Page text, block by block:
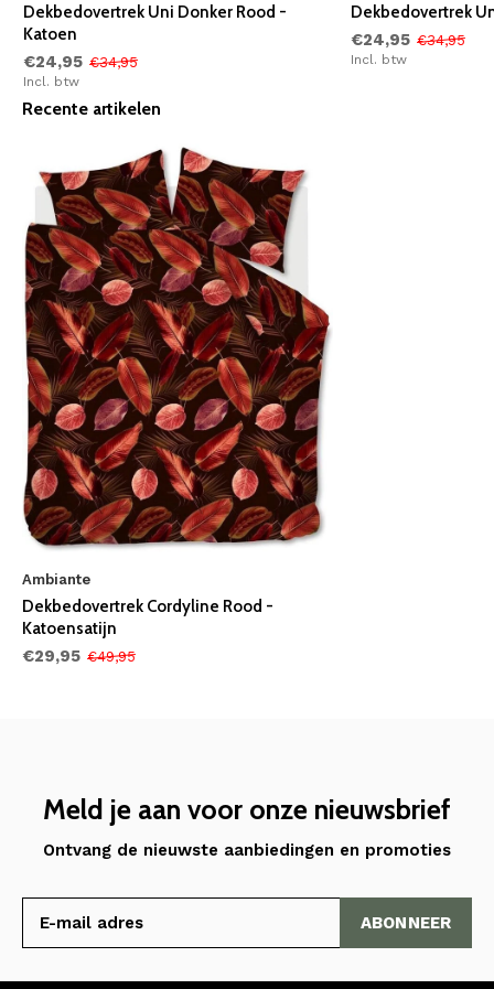
Dekbedovertrek Uni Donker Rood -
Katoen
€24,95 €34,95
Incl. btw
Dekbedovertrek
€24,95 €34,95
Incl. btw
Recente artikelen
Ambiante
Dekbedovertrek Cordyline Rood -
Katoensatijn
€29,95 €49,95
Meld je aan voor onze nieuwsbrief
Ontvang de nieuwste aanbiedingen en promoties
ABONNEER